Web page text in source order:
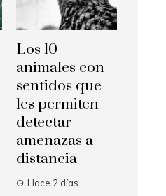
Los 10
animales con
sentidos que
les permiten
detectar
amenazas a
distancia
Hace 2 días